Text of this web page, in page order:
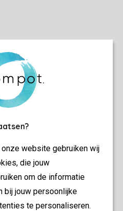
website gebruiken wij
die jouw
om de informatie
bij jouw persoonlijke
te personaliseren.
huisdieren toegestaan
boxspring
en hoofdkussens